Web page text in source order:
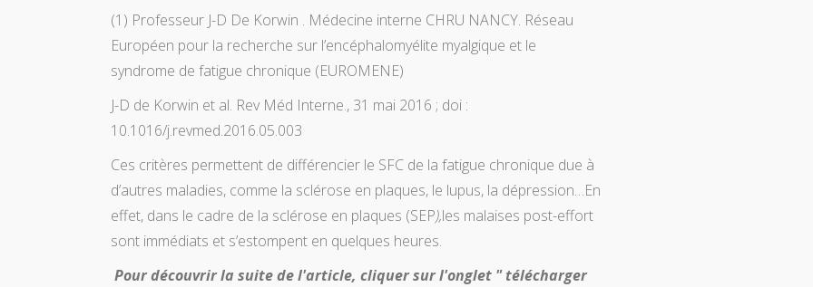
(1) Professeur J-D De Korwin . Médecine interne CHRU NANCY. Réseau
Européen pour la recherche sur l’encéphalomyélite myalgique et le
syndrome de fatigue chronique (EUROMENE)
J-D de Korwin et al. Rev Méd Interne., 31 mai 2016 ; doi :
10.1016/j.revmed.2016.05.003
Ces critères permettent de différencier le SFC de la fatigue chronique due à
d’autres maladies, comme la sclérose en plaques, le lupus, la dépression…En
effet, dans le cadre de la sclérose en plaques (SEP),les malaises post-effort
sont immédiats et s’estompent en quelques heures.
Pour découvrir la suite de l'article, cliquer sur l'onglet " télécharger